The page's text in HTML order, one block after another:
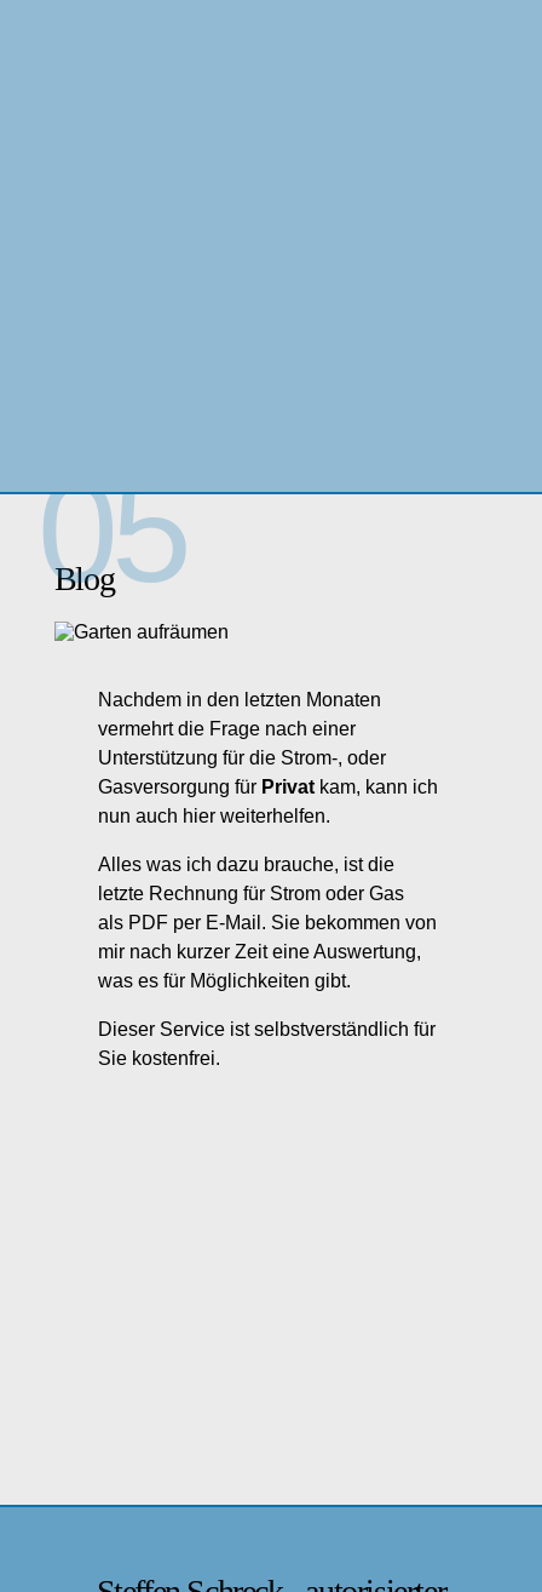
Blog
Nachdem in den letzten Monaten
vermehrt die Frage nach einer
Unterstützung für die Strom-, oder
Gasversorgung für Privatkam, kann ich
nun auch hier weiterhelfen.
Alles was ich dazu brauche, ist die
letzte Rechnung für Strom oder Gas
als PDF per E-Mail. Sie bekommen von
mir nach kurzer Zeit eine Auswertung,
was es für Möglichkeiten gibt.
Dieser Service ist selbstverständlich für
Sie kostenfrei.